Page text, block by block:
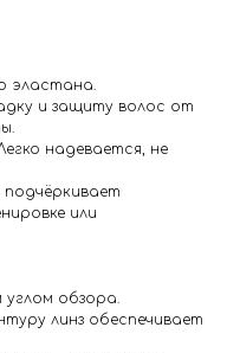
эластана.
и защиту волос от
надевается, не
или
углом обзора.
линз обеспечивает